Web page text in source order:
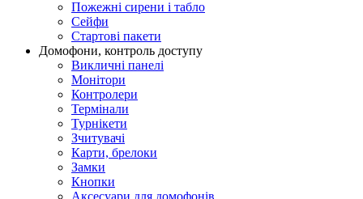
Пожежні сирени і табло
Сейфи
Стартові пакети
Домофони, контроль доступу
Викличні панелі
Монітори
Контролери
Термінали
Турнікети
Зчитувачі
Карти, брелоки
Замки
Кнопки
Аксесуари для домофонів